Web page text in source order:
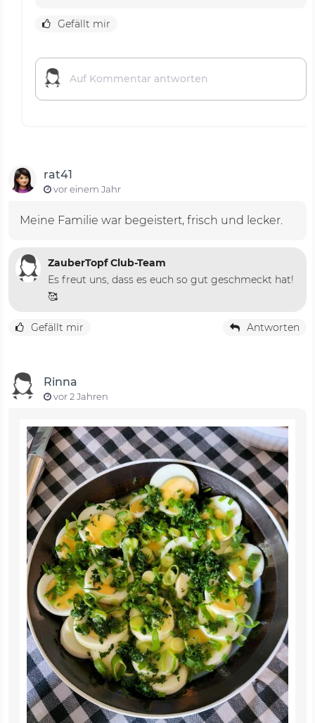
Gefällt mir
rat41
vor einem Jahr
Meine Familie war begeistert, frisch und lecker.
ZauberTopf Club-Team
Es freut uns, dass es euch so gut geschmeckt hat!
🥰
Gefällt mir Antworten
Rinna
vor 2 Jahren